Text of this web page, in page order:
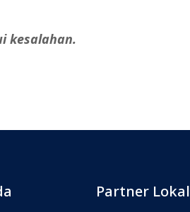
kesalahan.
Partner Lokal